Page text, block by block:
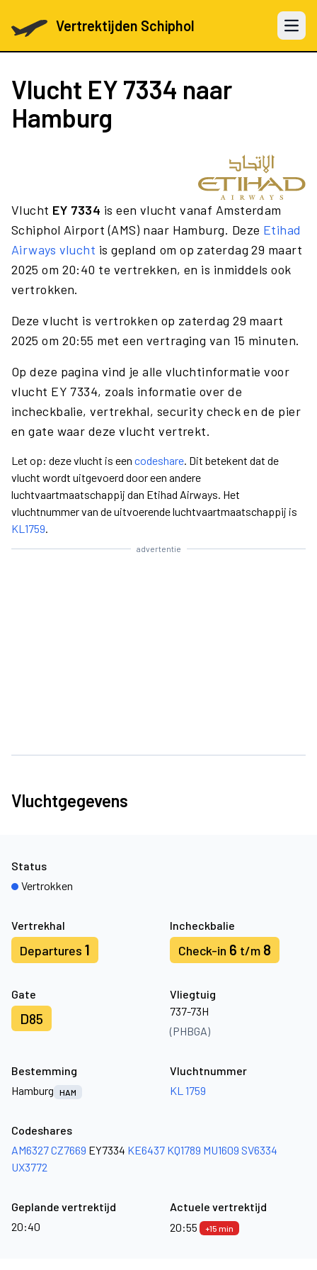
Vertrektijden Schiphol Open
Vlucht EY 7334 naar
Hamburg
Vlucht EY 7334 is een vlucht vanaf Amsterdam
Schiphol Airport (AMS) naar Hamburg. Deze Etihad
Airways vlucht is gepland om op zaterdag 29 maart
2025 om 20:40 te vertrekken, en is inmiddels ook
vertrokken.
Deze vlucht is vertrokken op zaterdag 29 maart
2025 om 20:55 met een vertraging van 15 minuten.
Op deze pagina vind je alle vluchtinformatie voor
vlucht EY 7334, zoals informatie over de
incheckbalie, vertrekhal, security check en de pier
en gate waar deze vlucht vertrekt.
Let op: deze vlucht is een codeshare. Dit betekent dat de
vlucht wordt uitgevoerd door een andere
luchtvaartmaatschappij dan Etihad Airways. Het
vluchtnummer van de uitvoerende luchtvaartmaatschappij is
KL1759.
advertentie
Vluchtgegevens
Vertrekhal
Departures 1
Incheckbalie
Check-in 6 t/m 8
Gate
D85
Vliegtuig
737-73H
(PHBGA)
Status
Vertrokken
Bestemming
Hamburg
HAM
Vluchtnummer
KL 1759
Codeshares
AM6327CZ7669 EY7334 KE6437 KQ1789 MU1609 SV6334
UX3772
Geplande vertrektijd
20:40
Actuele vertrektijd
20:55
+15 min